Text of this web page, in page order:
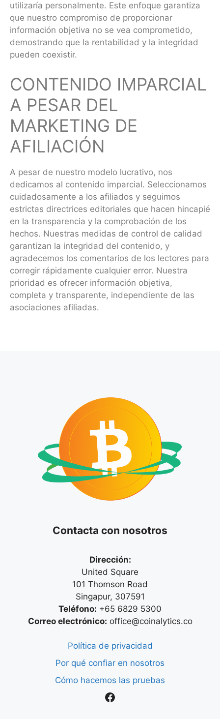
utilizaría personalmente. Este enfoque garantiza
que nuestro compromiso de proporcionar
información objetiva no se vea comprometido,
demostrando que la rentabilidad y la integridad
pueden coexistir.
CONTENIDO IMPARCIAL
A PESAR DEL
MARKETING DE
AFILIACIÓN
A pesar de nuestro modelo lucrativo, nos
dedicamos al contenido imparcial. Seleccionamos
cuidadosamente a los afiliados y seguimos
estrictas directrices editoriales que hacen hincapié
en la transparencia y la comprobación de los
hechos. Nuestras medidas de control de calidad
garantizan la integridad del contenido, y
agradecemos los comentarios de los lectores para
corregir rápidamente cualquier error. Nuestra
prioridad es ofrecer información objetiva,
completa y transparente, independiente de las
asociaciones afiliadas.
Contacta con nosotros
Dirección:
United Square
101 Thomson Road
Singapur, 307591
Teléfono: +65 6829 5300
Correo electrónico: office@coinalytics.co
Política de privacidad
Por qué confiar en nosotros
Cómo hacemos las pruebas
Facebook